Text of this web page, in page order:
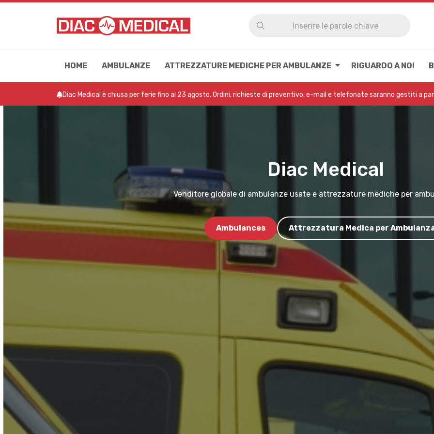
HOME AMBULANZE ATTREZZATURE MEDICHE PER AMBULANZE RIGUARDO A NOI
Diac Medical è chiusa per ferie fino al 23 agosto. Ordini, richieste di preventivo, e-mail e telefonate saranno gestiti a
Diac Medical
Venditore globale di ambulanze usate e attrezzature mediche per
Ambulances Attrezzatura Medica per